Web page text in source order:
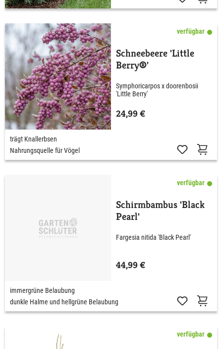
verfügbar
Schneebeere 'Little
Berry®'
Symphoricarpos x doorenbosii
'Little Berry'
24,99 €
trägt Knallerbsen
Nahrungsquelle für Vögel
verfügbar
Schirmbambus 'Black
Pearl'
Fargesia nitida 'Black Pearl'
44,99 €
immergrüne Belaubung
dunkle Halme und hellgrüne Belaubung
verfügbar